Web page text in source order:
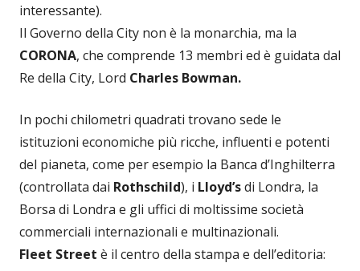
interessante).
Il Governo della City non è la monarchia, ma la
CORONA, che comprende 13 membri ed è guidata dal
Re della City, Lord Charles Bowman.
In pochi chilometri quadrati trovano sede le
istituzioni economiche più ricche, influenti e potenti
del pianeta, come per esempio la Banca d’Inghilterra
(controllata dai Rothschild), i Lloyd’sdi Londra, la
Borsa di Londra e gli uffici di moltissime società
commerciali internazionali e multinazionali.
Fleet Street è il centro della stampa e dell’editoria: